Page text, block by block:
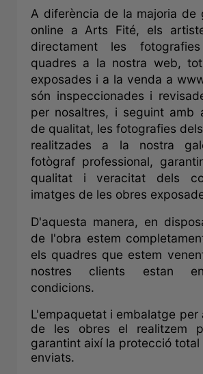
A diferència de la majoria de
online a Arts Fité, els
directament les
quadres a la nostra web,
exposades i a la venda a
són inspeccionades i
per nosaltres, i seguint amb
de qualitat, les fotografies
realitzades a la nostra
fotògraf professional,
qualitat i veracitat dels
imatges de les obres
D'aquesta manera, en
de l'obra estem
els quadres que estem
nostres clients estan
condicions.
L'empaquetat i embalatge per
de les obres el realitzem
garantint així la protecció total
enviats.